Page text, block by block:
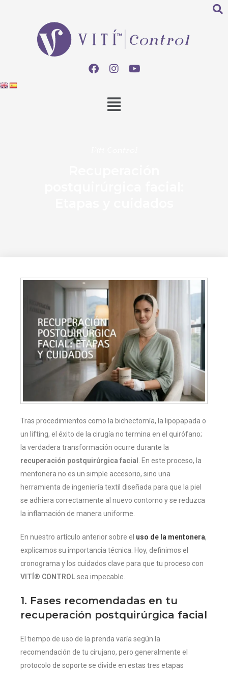
Tras procedimientos como la bichectomía, la lipopapada o
un lifting, el éxito de la cirugía no termina en el quirófano;
la verdadera transformación ocurre durante la
recuperación postquirúrgica facial . En este proceso, la
mentonera no es un simple accesorio, sino una
herramienta de ingeniería textil diseñada para que la piel
se adhiera correctamente al nuevo contorno y se reduzca
la inflamación de manera uniforme.
En nuestro artículo anterior sobre el uso de la mentonera,
explicamos su importancia técnica. Hoy, definimos el
cronograma y los cuidados clave para que tu proceso con
VITÍ® CONTROLsea impecable.
1. Fases recomendadas en tu
recuperación postquirúrgica facial
El tiempo de uso de la prenda varía según la
recomendación de tu cirujano, pero generalmente el
protocolo de soporte se divide en estas tres etapas